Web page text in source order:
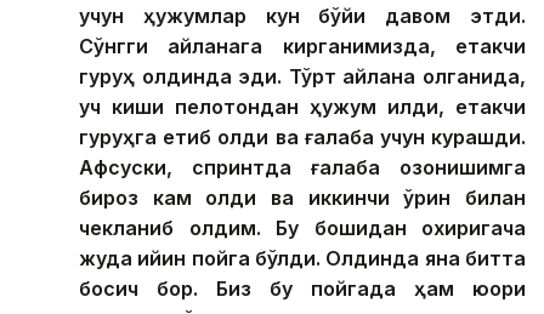
учун ҳужумлар кун бўйи давом этди.
Сўнгги айланага кирганимизда, етакчи
гуруҳ олдинда эди. Тўрт айлана қолганида,
уч киши пелотондан ҳужум қилди, етакчи
гуруҳга етиб олди ва ғалаба учун курашди.
Афсуски, спринтда ғалаба қозонишимга
бироз кам қолди ва иккинчи ўрин билан
чекланиб қолдим. Бу бошидан охиригача
жуда қийин пойга бўлди. Олдинда яна битта
босқич бор. Биз бу пойгада ҳам юқори